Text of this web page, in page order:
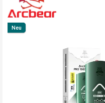
Bildergalerie überspringen
Neu
Neu